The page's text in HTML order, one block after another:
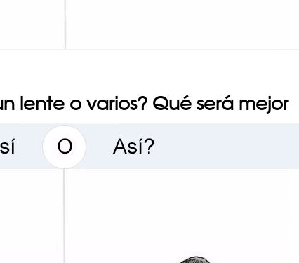
lente o varios? Qué será mejor